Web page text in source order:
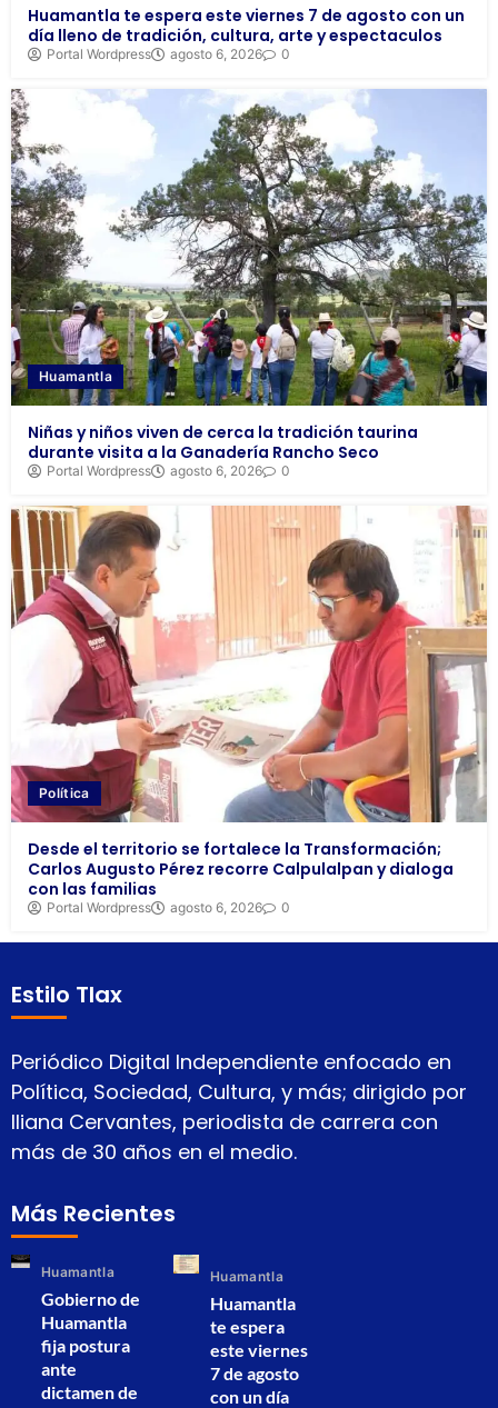
Huamantla te espera este viernes 7 de agosto con un
día lleno de tradición, cultura, arte y espectaculos
Portal Wordpress agosto 6, 2026 0
Huamantla
Niñas y niños viven de cerca la tradición taurina
durante visita a la Ganadería Rancho Seco
Portal Wordpress agosto 6, 2026 0
Política
Desde el territorio se fortalece la Transformación;
Carlos Augusto Pérez recorre Calpulalpan y dialoga
con las familias
Portal Wordpress agosto 6, 2026 0
Estilo Tlax
Periódico Digital Independiente enfocado en
Política, Sociedad, Cultura, y más; dirigido por
Iliana Cervantes, periodista de carrera con
más de 30 años en el medio.
Más Recientes
Huamantla
Gobierno de
Huamantla
fija postura
ante
dictamen de
Huamantla
Huamantla
te espera
este viernes
7 de agosto
con un día